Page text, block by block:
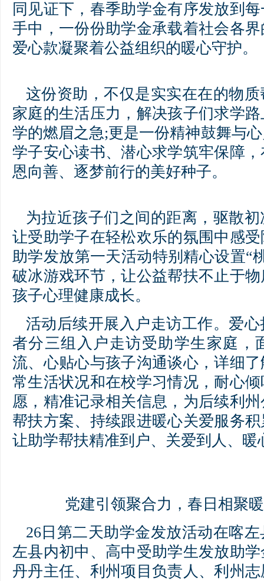
同见证下，春季助学金有序发放到
手中，一份份助学金承载着社会各
爱心款凝聚着公益组织的暖心守护。
这份资助，不仅是实实在在的物
家庭的生活压力，解决孩子们求学
学的燃眉之急;更是一份精神鼓舞与
学子安心读书、潜心求学筑牢保障
恩向善、逐梦前行的美好种子。
为拉近孩子们之间的距离，驱散
让受助学子在轻松欢乐的氛围中感
助学发放第一天活动特别精心设置“
破冰游戏环节，让公益帮扶不止于
孩子心理健康成长。
活动后续开展入户走访工作。爱
者分三组入户走访受助学生家庭，
流、心贴心与孩子沟通谈心，详细
常生活状况和在校学习情况，耐心
愿，精准记录相关信息，为后续利
帮扶方案、持续跟进暖心关爱服务
让助学帮扶精准到户、关爱到人、暖
党建引领聚合力，春日相聚
26日第二天助学金发放活动在喀
左县内初中、高中受助学生发放助
丹丹主任、利州项目负责人、利州